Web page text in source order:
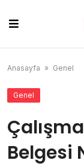
content
Anasayfa » Genel
Genel
Belgesi